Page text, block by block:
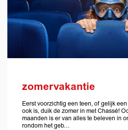
zomervakantie
Eerst voorzichtig een teen, of gelijk
ook is, duik de zomer in met Chassé!
maanden is er van alles te beleven in
rondom het geb…